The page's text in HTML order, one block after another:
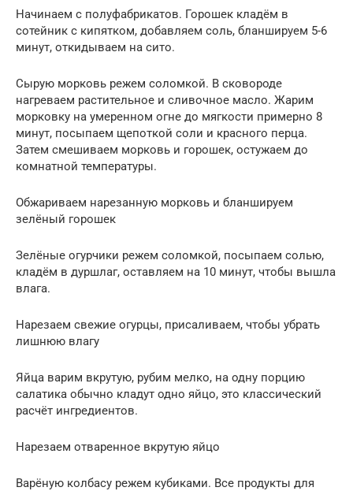
Начинаем с полуфабрикатов. Горошек кладём в
сотейник с кипятком, добавляем соль, бланшируем 5-6
минут, откидываем на сито.
Сырую морковь режем соломкой. В сковороде
нагреваем растительное и сливочное масло. Жарим
морковку на умеренном огне до мягкости примерно 8
минут, посыпаем щепоткой соли и красного перца.
Затем смешиваем морковь и горошек, остужаем до
комнатной температуры.
Обжариваем нарезанную морковь и бланшируем
зелёный горошек
Зелёные огурчики режем соломкой, посыпаем солью,
кладём в дуршлаг, оставляем на 10 минут, чтобы вышла
влага.
Нарезаем свежие огурцы, присаливаем, чтобы убрать
лишнюю влагу
Яйца варим вкрутую, рубим мелко, на одну порцию
салатика обычно кладут одно яйцо, это классический
расчёт ингредиентов.
Нарезаем отваренное вкрутую яйцо
Варёную колбасу режем кубиками. Все продукты для